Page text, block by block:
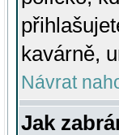
kavárně,
Návrat
Jak